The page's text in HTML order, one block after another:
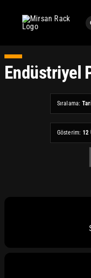
content
Endüstriyel
Sıralama:
Gösterim: 12